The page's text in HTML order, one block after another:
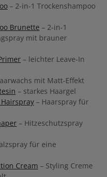
– 2-in-1 Trockenshampoo
Brunette – 2-in-1
mit brauner
– leichter Leave-In
mit Matt-Effekt
– starkes Haargel
– Haarspray für
– Hitzeschutzspray
für eine
Cream – Styling Creme